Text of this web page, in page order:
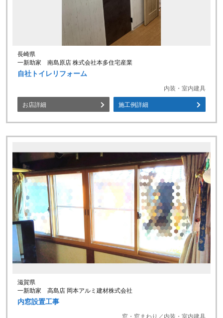
長崎県
一新助家 南島原店 株式会社本多住宅産業
自社トイレリフォーム
内装・室内建具
お店詳細 施工例詳細
滋賀県
一新助家 高島店 岡本アルミ建材株式会社
内窓設置工事
窓・窓まわり／内装・室内建具